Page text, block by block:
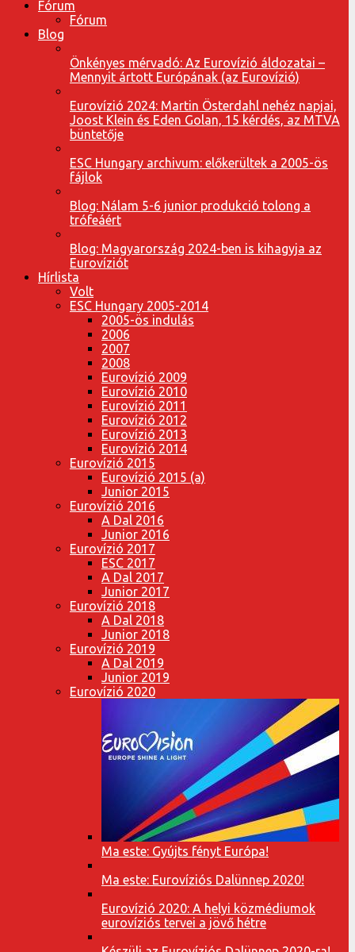
Fórum
Fórum
Blog
Önkényes mérvadó: Az Eurovízió áldozatai –
Mennyit ártott Európának (az Eurovízió)
Eurovízió 2024: Martin Österdahl nehéz napjai,
Joost Klein és Eden Golan, 15 kérdés, az MTVA
büntetője
ESC Hungary archivum: előkerültek a 2005-ös
fájlok
Blog: Nálam 5-6 junior produkció tolong a
trófeáért
Blog: Magyarország 2024-ben is kihagyja az
Eurovíziót
Hírlista
Volt
ESC Hungary 2005-2014
2005-ös indulás
2006
2007
2008
Eurovízió 2009
Eurovízió 2010
Eurovízió 2011
Eurovízió 2012
Eurovízió 2013
Eurovízió 2014
Eurovízió 2015
Eurovízió 2015 (a)
Junior 2015
Eurovízió 2016
A Dal 2016
Junior 2016
Eurovízió 2017
ESC 2017
A Dal 2017
Junior 2017
Eurovízió 2018
A Dal 2018
Junior 2018
Eurovízió 2019
A Dal 2019
Junior 2019
Eurovízió 2020
Ma este: Gyújts fényt Európa!
Ma este: Eurovíziós Dalünnep 2020!
Eurovízió 2020: A helyi közmédiumok
eurovíziós tervei a jövő hétre